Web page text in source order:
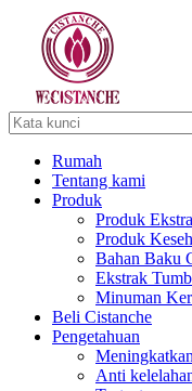
Rumah
Tentang kami
Produk
Produk
Produk
Bahan Baku
Ekstrak
Minuman
Beli Cistanche
Pengetahuan
Anti